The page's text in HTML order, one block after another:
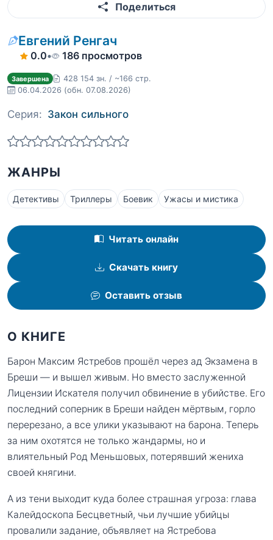
Поделиться
Евгений Ренгач
0.0• 186 просмотров
Завершена
428 154 зн. / ~166 стр.
06.04.2026 (обн. 07.08.2026)
Серия: Закон сильного
ЖАНРЫ
Детективы Триллеры Боевик Ужасы и мистика
Читать онлайн
Скачать книгу
Оставить отзыв
О КНИГЕ
Барон Максим Ястребов прошёл через ад Экзамена в
Бреши — и вышел живым. Но вместо заслуженной
Лицензии Искателя получил обвинение в убийстве. Его
последний соперник в Бреши найден мёртвым, горло
перерезано, а все улики указывают на барона. Теперь
за ним охотятся не только жандармы, но и
влиятельный Род Меньшовых, потерявший жениха
своей княгини.
А из тени выходит куда более страшная угроза: глава
Калейдоскопа Бесцветный, чьи лучшие убийцы
провалили задание, объявляет на Ястребова